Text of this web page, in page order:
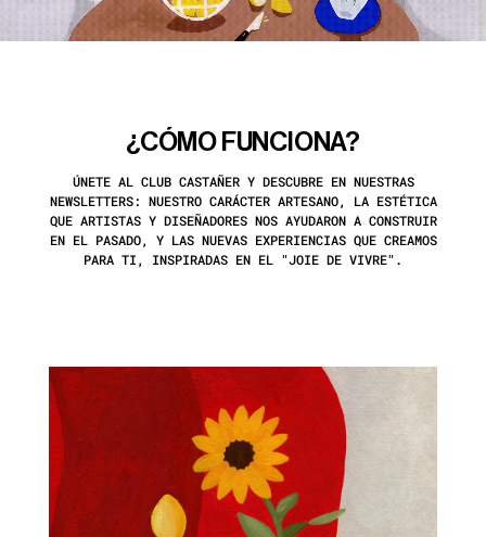
¿CÓMO FUNCIONA?
ÚNETE AL CLUB CASTAÑER Y DESCUBRE EN NUESTRAS
NEWSLETTERS: NUESTRO CARÁCTER ARTESANO, LA ESTÉTICA
QUE ARTISTAS Y DISEÑADORES NOS AYUDARON A CONSTRUIR
EN EL PASADO, Y LAS NUEVAS EXPERIENCIAS QUE CREAMOS
PARA TI, INSPIRADAS EN EL "JOIE DE VIVRE".